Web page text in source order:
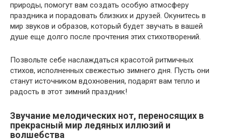
природы, помогут вам создать особую атмосферу
праздника и порадовать близких и друзей. Окунитесь в
мир звуков и образов, который будет звучать в вашей
душе еще долго после прочтения этих стихотворений.
Позвольте себе наслаждаться красотой ритмичных
стихов, исполненных свежестью зимнего дня. Пусть они
станут источником вдохновения, подарят вам тепло и
радость в этот зимний праздник!
Звучание мелодических нот, переносящих в
прекрасный мир ледяных иллюзий и
волшебства